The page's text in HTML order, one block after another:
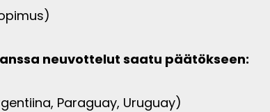
neuvottelut saatu päätökseen:
Paraguay, Uruguay)